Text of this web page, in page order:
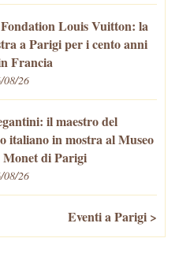
Louis Vuitton: la
a Parigi per i cento anni
Francia
08/26
il maestro del
italiano in mostra al Museo
di Parigi
08/26
Eventi a Parigi >